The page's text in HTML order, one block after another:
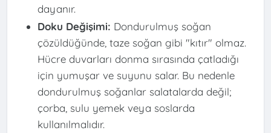
dayanır.
Doku Değişimi: Dondurulmuş soğan
çözüldüğünde, taze soğan gibi "kıtır" olmaz.
Hücre duvarları donma sırasında çatladığı
için yumuşar ve suyunu salar. Bu nedenle
dondurulmuş soğanlar salatalarda değil;
çorba, sulu yemek veya soslarda
kullanılmalıdır.